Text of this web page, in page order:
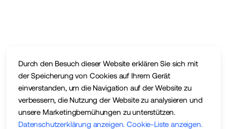
Durch den Besuch dieser Website erklären Sie sich mit
der Speicherung von Cookies auf Ihrem Gerät
einverstanden, um die Navigation auf der Website zu
verbessern, die Nutzung der Website zu analysieren und
unsere Marketingbemühungen zu unterstützen.
Datenschutzerklärung anzeigen. Cookie-Liste anzeigen.